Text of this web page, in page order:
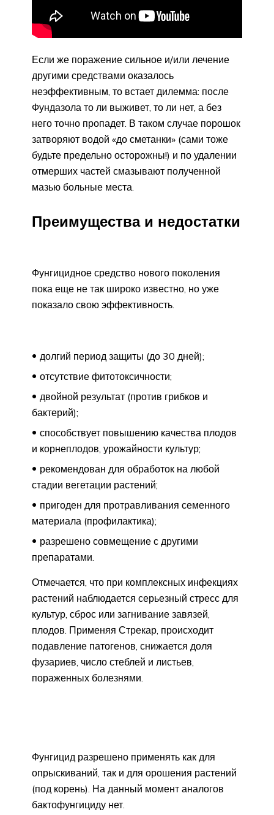
Если же поражение сильное и/или лечение
другими средствами оказалось
неэффективным, то встает дилемма: после
Фундазола то ли выживет, то ли нет, а без
него точно пропадет. В таком случае порошок
затворяют водой «до сметанки» (сами тоже
будьте предельно осторожны!) и по удалении
отмерших частей смазывают полученной
мазью больные места.
Преимущества и недостатки
Фунгицидное средство нового поколения
пока еще не так широко известно, но уже
показало свою эффективность.
долгий период защиты (до 30 дней);
отсутствие фитотоксичности;
двойной результат (против грибков и
бактерий);
способствует повышению качества плодов
и корнеплодов, урожайности культур;
рекомендован для обработок на любой
стадии вегетации растений;
пригоден для протравливания семенного
материала (профилактика);
разрешено совмещение с другими
препаратами.
Отмечается, что при комплексных инфекциях
растений наблюдается серьезный стресс для
культур, сброс или загнивание завязей,
плодов. Применяя Стрекар, происходит
подавление патогенов, снижается доля
фузариев, число стеблей и листьев,
пораженных болезнями.
Фунгицид разрешено применять как для
опрыскиваний, так и для орошения растений
(под корень). На данный момент аналогов
бактофунгициду нет.